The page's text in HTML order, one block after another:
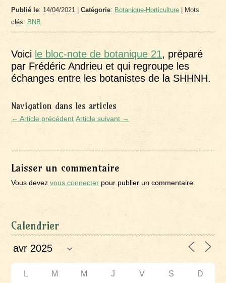
Publié le: 14/04/2021 |Catégorie: Botanique-Horticulture | Mots
clés: BNB
Voici le bloc-note de botanique 21, préparé
par Frédéric Andrieu et qui regroupe les
échanges entre les botanistes de la SHHNH.
Navigation dans les articles
← Article précédent Article suivant →
Laisser un commentaire
Vous devezvous connecter pour publier un commentaire.
Calendrier
L M M J V S D